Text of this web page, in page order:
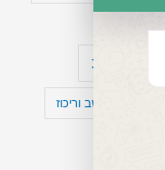
עיצות
להפרעת קשב וריכוז